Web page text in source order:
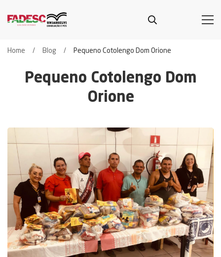
Pequeno Cotolengo Dom
Orione
Home Blog Pequeno Cotolengo Dom Orione